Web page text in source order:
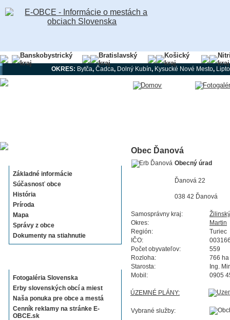
Banskobystrický
kraj
Bratislavský
kraj
Košický
kraj
kraj
OKRES: Bytča, Čadca, Dolný Kubín, Kysucké Nové Mesto,
Základné informácie
Súčasnosť obce
História
Príroda
Mapa
Správy z obce
Dokumenty na stiahnutie
Fotogaléria Slovenska
Erby slovenských obcí a miest
Naša ponuka pre obce a mestá
Cenník reklamy na stránke E-
OBCE.sk
Obec Ďanová
Obecný úrad
Ďanová 22
038 42 Ďanová
Samosprávny kraj:
Žilinský
Okres:
Martin
Región:
Turiec
IČO:
Počet obyvateľov:
559
Rozloha:
766 ha
Starosta:
Ing.
Mobil:
0905
ÚZEMNÉ PLÁNY:
Vybrané služby: